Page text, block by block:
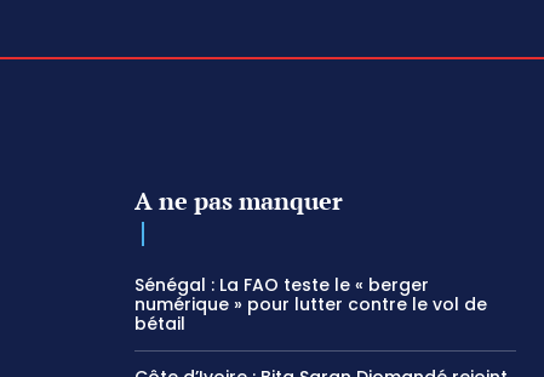
A ne pas manquer
Sénégal : La FAO teste le « berger
numérique » pour lutter contre le vol de
bétail